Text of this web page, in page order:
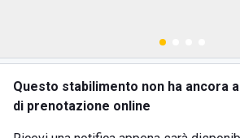
Questo stabilimento non ha ancora
di prenotazione online